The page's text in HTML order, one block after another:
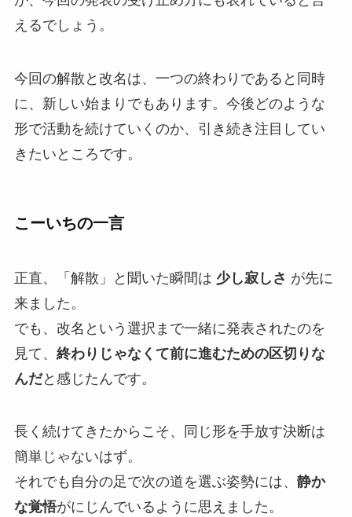
えるでしょう。
今回の解散と改名は、一つの終わりであると同時
に、新しい始まりでもあります。今後どのような
形で活動を続けていくのか、引き続き注目してい
きたいところです。
こーいちの一言
正直、「解散」と聞いた瞬間は 少し寂しさ が先に
来ました。
でも、改名という選択まで一緒に発表されたのを
見て、 終わりじゃなくて前に進むための区切りな
んだと感じたんです。
長く続けてきたからこそ、同じ形を手放す決断は
簡単じゃないはず。
それでも自分の足で次の道を選ぶ姿勢には、 静か
な覚悟がにじんでいるように思えました。